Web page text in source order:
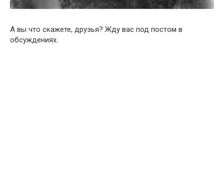
А вы что скажете, друзья? Жду вас под постом в
обсуждениях.